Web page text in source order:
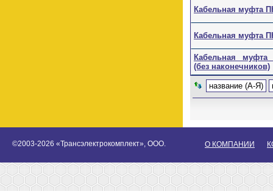
Кабельная муфта
Кабельная муфта
Кабельная муфта
(без наконечников)
название (А-Я)
©2003-2026 «Трансэлектрокомплект», ООО. О КОМПАНИИ